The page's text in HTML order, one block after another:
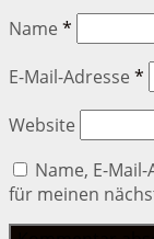
Name *
E-Mail-Adresse *
Website
Name, E-
für meinen